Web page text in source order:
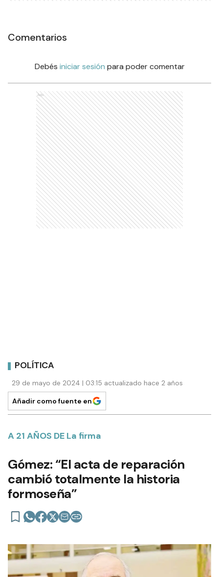
Comentarios
Debés iniciar sesión para poder comentar
Ads
POLÍTICA
29 de mayo de 2024 | 03:15 actualizado hace 2 años
Añadir como fuente en
A 21 AÑOS DE La firma
Gómez: “El acta de reparación
cambió totalmente la historia
formoseña”